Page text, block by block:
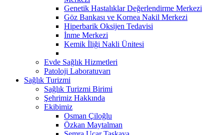
Genetik Hastalıklar Değerlendirme Merkezi
Göz Bankası ve Kornea Nakil Merkezi
Hiperbarik Oksijen Tedavisi
İnme Merkezi
Kemik İliği Nakli Ünitesi
Evde Sağlık Hizmetleri
Patoloji Laboratuvarı
Sağlık Turizmi
Sağlık Turizmi Birimi
Şehrimiz Hakkında
Ekibimiz
Osman Çiloğlu
Özkan Maytalman